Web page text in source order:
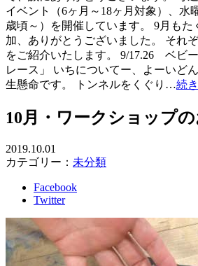
イベント（6ヶ月～18ヶ月対象）、水
歳頃～）を開催しています。 9月もた
加、ありがとうございました。 それ
をご紹介いたします。 9/17.26 ベビ
レース」 いちについてー、よーいど
生懸命です。 トンネルをくぐり…続
10月・ワークショップ
2019.10.01
カテゴリー： 未分類
Facebook
Twitter